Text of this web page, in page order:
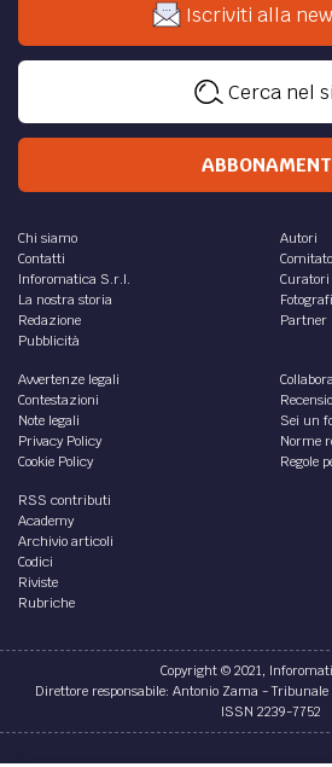
Iscriviti alla
Cerca nel
Chi siamo
Contatti
Inforomatica S.r.l.
La nostra storia
Redazione
Pubblicità
Autori
Curatori
Fotografi
Partner
Avvertenze legali
Contestazioni
Note legali
Privacy Policy
Cookie Policy
Sei un
Norme
Regole
RSS contributi
Academy
Archivio articoli
Codici
Riviste
Rubriche
Copyright © 2021,
Direttore responsabile: Antonio Zama -
ISSN 2239-7752